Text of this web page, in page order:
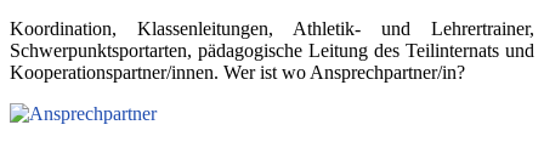
Koordination, Klassenleitungen, Athletik- und Lehrertrainer,
Schwerpunktsportarten, pädagogische Leitung des Teilinternats und
Kooperationspartner/innen. Wer ist wo Ansprechpartner/in?